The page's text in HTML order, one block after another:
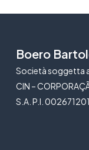
Boero
Società soggetta
CIN –
S.A. P.I.